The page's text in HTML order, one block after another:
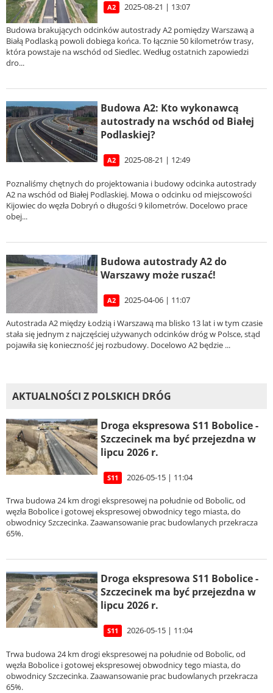
A2 2025-08-21 | 13:07
Budowa brakujących odcinków autostrady A2 pomiędzy Warszawą a
Białą Podlaską powoli dobiega końca. To łącznie 50 kilometrów trasy,
która powstaje na wschód od Siedlec. Według ostatnich zapowiedzi
dro...
Budowa A2: Kto wykonawcą
autostrady na wschód od Białej
Podlaskiej?
A2 2025-08-21 | 12:49
Poznaliśmy chętnych do projektowania i budowy odcinka autostrady
A2 na wschód od Białej Podlaskiej. Mowa o odcinku od miejscowości
Kijowiec do węzła Dobryń o długości 9 kilometrów. Docelowo prace
obej...
Budowa autostrady A2 do
Warszawy może ruszać!
A2 2025-04-06 | 11:07
Autostrada A2 między Łodzią i Warszawą ma blisko 13 lat i w tym czasie
stała się jednym z najczęściej używanych odcinków dróg w Polsce, stąd
pojawiła się konieczność jej rozbudowy. Docelowo A2 będzie ...
AKTUALNOŚCI Z POLSKICH DRÓG
Droga ekspresowa S11 Bobolice -
Szczecinek ma być przejezdna w
lipcu 2026 r.
S11 2026-05-15 | 11:04
Trwa budowa 24 km drogi ekspresowej na południe od Bobolic, od
węzła Bobolice i gotowej ekspresowej obwodnicy tego miasta, do
obwodnicy Szczecinka. Zaawansowanie prac budowlanych przekracza
65%.
Droga ekspresowa S11 Bobolice -
Szczecinek ma być przejezdna w
lipcu 2026 r.
S11 2026-05-15 | 11:04
Trwa budowa 24 km drogi ekspresowej na południe od Bobolic, od
węzła Bobolice i gotowej ekspresowej obwodnicy tego miasta, do
obwodnicy Szczecinka. Zaawansowanie prac budowlanych przekracza
65%.